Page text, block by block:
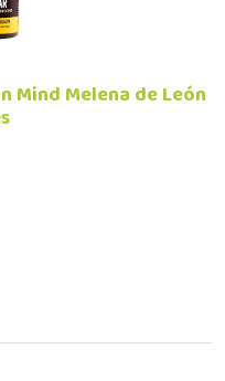
Mind Melena de León